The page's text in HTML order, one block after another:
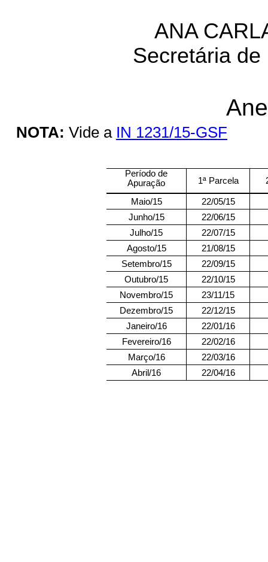
ANA
Secretária
NOTA: Vide a IN 1231/15-GSF
Período de
Apuração
1ª Parcela
Maio/15
22/05/15
Junho/15
22/06/15
Julho/15
22/07/15
Agosto/15
21/08/15
Setembro/15
22/09/15
Outubro/15
22/10/15
Novembro/15
23/11/15
Dezembro/15
22/12/15
Janeiro/16
22/01/16
Fevereiro/16
22/02/16
Março/16
22/03/16
Abril/16
22/04/16